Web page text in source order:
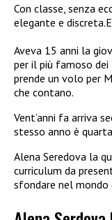
Con classe, senza
elegante e
Aveva 15 anni la
per il più famoso
prende un volo per
che contano.
Vent’anni fa arriva
stesso anno è
Alena Seredova la
curriculum da
sfondare nel